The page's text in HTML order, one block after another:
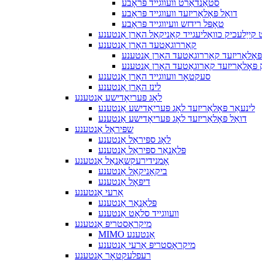
סטאַנדאַרט וועווגייד פּראָבע
דואַל פּאָלאַריזעד וועווגייד פּראָבע
טאָפּל רידזש וועיווגייד פּראָבע
כוואַליעגייד קאָניקאַל האָרן אַנטענע
קאָררוגאַטעד האָרן אַנטענע
קאָררוגאַטעד האָרן אַנטענע
פּאָלאַריזעד קאָרוגאַטעד האָרן אַנטענע
סעקטאָר וועווגייד האָרן אַנטענע
לינז האָרן אַנטענע
לאָג פּעריִאָדישע אַנטענע
לינעאַר פּאָלאַריזעד לאָג פּעריאָדישע אַנטענע
דואַל פּאָלאַריזעד לאָג פּעריאָדישע אַנטענע
שפּיראַל אַנטענע
לאָג ספּיראַל אַנטענע
פּלאַנאַר ספּיראַל אַנטענע
אָמנידירעקשאַנאַל אַנטענע
ביקאָניקאַל אַנטענע
דיפּאָל אַנטענע
אַרעי אַנטענע
פּלאַנאַר אַנטענע
וועווגייד סלאָט אַנטענע
מיקראָסטריפּ אַנטענע
MIMO אַנטענע
מיקראָסטריפּ אַרעי אַנטענע
רעפלעקטאָר אַנטענע